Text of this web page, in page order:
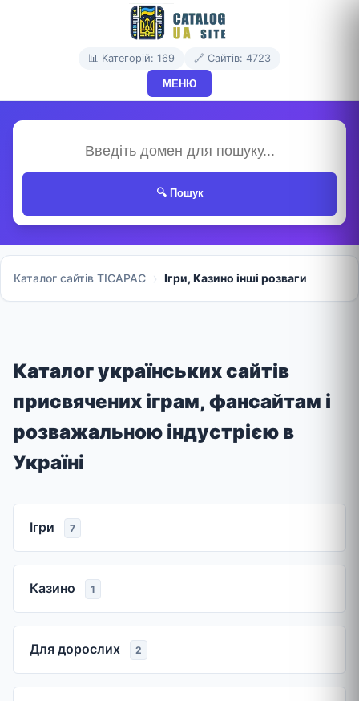
📊 Категорій: 169 🔗 Сайтів: 4723
МЕНЮ
🔍 Пошук
Каталог сайтів TICAPAC Ігри, Казино інші розваги
Каталог українських сайтів
присвячених іграм, фансайтам і
розважальною індустрією в
Україні
Ігри 7
Казино 1
Для дорослих 2